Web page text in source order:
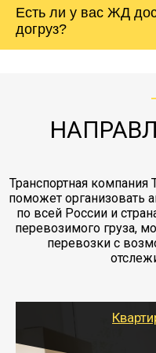
сантиметров.
холодильника -
коробками и
непредвиденных
Вашего груза по
груза. Мы
заканчивая
морской путь.
Есть ли у вас ЖД
догруз?
Транспортная
поможет организовать
по всей России и
перевозимого груза,
перевозки с